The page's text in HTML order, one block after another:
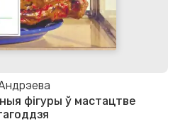
фігуры ў мастацтве